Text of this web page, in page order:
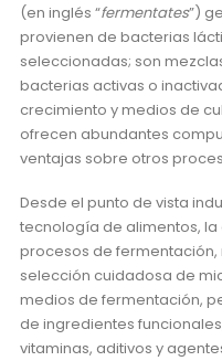
(en inglés “fermentates”)
provienen de bacterias
seleccionadas; son
bacterias activas o
crecimiento y medios de
ofrecen abundantes
ventajas sobre otros
Desde el punto de vista
tecnología de alimentos,
procesos de fermentación,
selección cuidadosa de
medios de fermentación,
de ingredientes
vitaminas, aditivos y